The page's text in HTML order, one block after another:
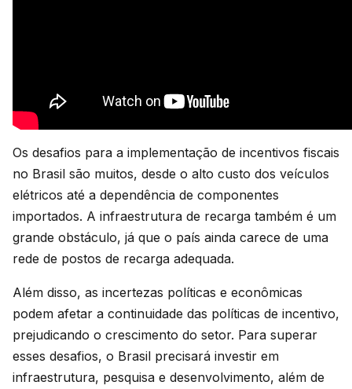
Os desafios para a implementação de incentivos fiscais
no Brasil são muitos, desde o alto custo dos veículos
elétricos até a dependência de componentes
importados. A infraestrutura de recarga também é um
grande obstáculo, já que o país ainda carece de uma
rede de postos de recarga adequada.
Além disso, as incertezas políticas e econômicas
podem afetar a continuidade das políticas de incentivo,
prejudicando o crescimento do setor. Para superar
esses desafios, o Brasil precisará investir em
infraestrutura, pesquisa e desenvolvimento, além de